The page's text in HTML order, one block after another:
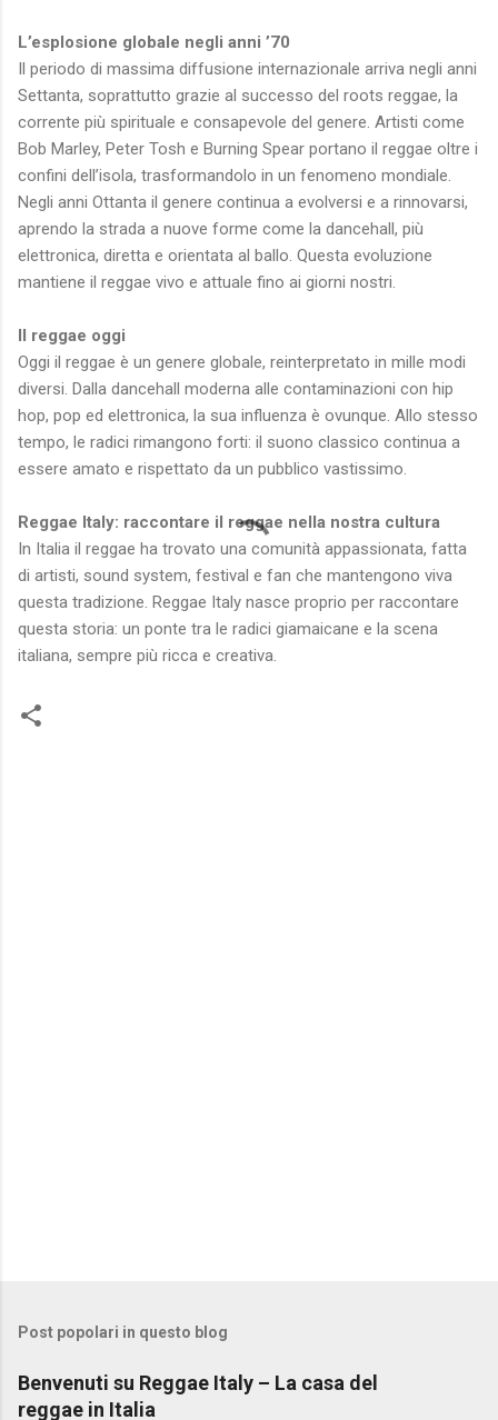
L’esplosione globale negli anni ’70
Il periodo di massima diffusione internazionale arriva negli anni
Settanta, soprattutto grazie al successo del roots reggae, la
corrente più spirituale e consapevole del genere. Artisti come
Bob Marley, Peter Tosh e Burning Spear portano il reggae oltre i
confini dell’isola, trasformandolo in un fenomeno mondiale.
Negli anni Ottanta il genere continua a evolversi e a rinnovarsi,
aprendo la strada a nuove forme come la dancehall, più
elettronica, diretta e orientata al ballo. Questa evoluzione
mantiene il reggae vivo e attuale fino ai giorni nostri.
Il reggae oggi
Oggi il reggae è un genere globale, reinterpretato in mille modi
diversi. Dalla dancehall moderna alle contaminazioni con hip
hop, pop ed elettronica, la sua influenza è ovunque. Allo stesso
tempo, le radici rimangono forti: il suono classico continua a
essere amato e rispettato da un pubblico vastissimo.
Reggae Italy: raccontare il reggae nella nostra cultura
In Italia il reggae ha trovato una comunità appassionata, fatta
di artisti, sound system, festival e fan che mantengono viva
questa tradizione. Reggae Italy nasce proprio per raccontare
questa storia: un ponte tra le radici giamaicane e la scena
italiana, sempre più ricca e creativa.
Post popolari in questo blog
Benvenuti su Reggae Italy – La casa del
reggae in Italia